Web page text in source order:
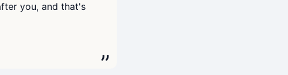
you, and that's